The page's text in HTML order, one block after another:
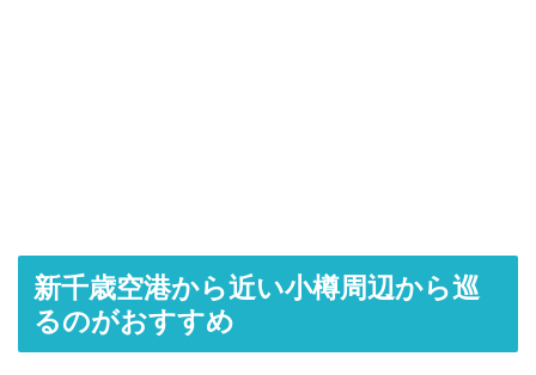
新千歳空港から近い小樽周辺から巡
るのがおすすめ